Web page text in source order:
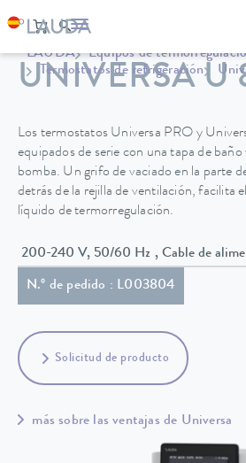
LAUDA Equipos de
Termostatos de refrigeración
UNIVERSA U
Los termostatos Universa PRO y
equipados de serie con una tapa de
bomba. Un grifo de vaciado en la parte
detrás de la rejilla de ventilación, facilita
líquido de termorregulación.
200-240 V, 50/60
N.º de pedido : L003804
Solicitud de producto
más sobre las ventajas de Universa